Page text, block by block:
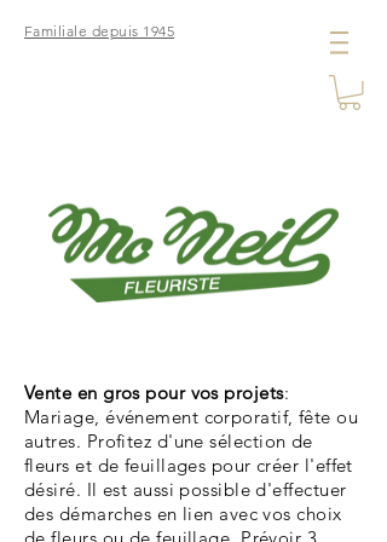
Familiale depuis 1945
Vente en gros pour vos projets:
Mariage, événement corporatif, fête ou
autres. Profitez d'une sélection de
fleurs et de feuillages pour créer l'effet
désiré. Il est aussi possible d'effectuer
des démarches en lien avec vos choix
de fleurs ou de feuillage. Prévoir 3